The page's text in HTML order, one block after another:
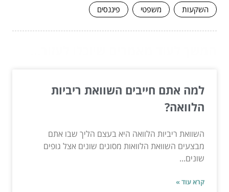
השקעות משפטי פיננסים
למה אתם חייבים השוואת ריביות
הלוואה?
השוואת ריביות הלוואה היא בעצם הליך שבו אתם
מבצעים השוואת הלוואות מסוגים שונים אצל גופים
שונים...
קרא עוד »